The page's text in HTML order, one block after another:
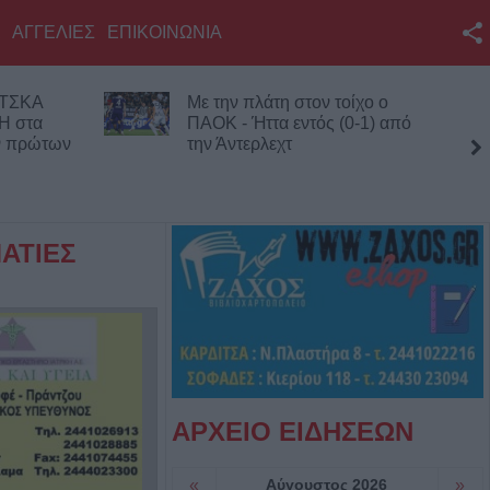
Twitter
RSS
Επικοινωνία με το
ΑΓΓΕΛΙΕΣ ΕΠΙΚΟΙΝΩΝΙΑ
στα
πρώτων
Με την πλάτη στον τοίχο ο
ΠΑΟΚ - Ήττα εντός (0-1) από
την Άντερλεχτ
ΑΡΧΕΙΟ ΕΙΔΗΣΕΩΝ
« Αύγουστος 2026 »